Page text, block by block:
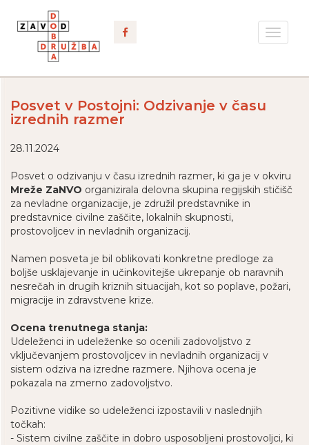
Toggle
Posvet v Postojni: Odzivanje v času
izrednih razmer
28.11.2024
Posvet o odzivanju v času izrednih razmer, ki ga je v okviru
Mreže ZaNVO organizirala delovna skupina regijskih stičišč
za nevladne organizacije, je združil predstavnike in
predstavnice civilne zaščite, lokalnih skupnosti,
prostovoljcev in nevladnih organizacij.
Namen posveta je bil oblikovati konkretne predloge za
boljše usklajevanje in učinkovitejše ukrepanje ob naravnih
nesrečah in drugih kriznih situacijah, kot so poplave, požari,
migracije in zdravstvene krize.
Ocena trenutnega stanja:
Udeleženci in udeleženke so ocenili zadovoljstvo z
vključevanjem prostovoljcev in nevladnih organizacij v
sistem odziva na izredne razmere. Njihova ocena je
pokazala na zmerno zadovoljstvo.
Pozitivne vidike so udeleženci izpostavili v naslednjih
točkah:
- Sistem civilne zaščite in dobro usposobljeni prostovoljci, ki